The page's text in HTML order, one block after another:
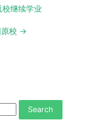
继续学业
原校 →